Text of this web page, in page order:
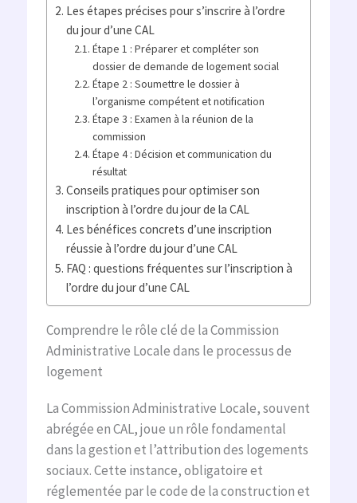
Les étapes précises pour s’inscrire à l’ordre
du jour d’une CAL
Étape 1 : Préparer et compléter son
dossier de demande de logement social
Étape 2 : Soumettre le dossier à
l’organisme compétent et notification
Étape 3 : Examen à la réunion de la
commission
Étape 4 : Décision et communication du
résultat
Conseils pratiques pour optimiser son
inscription à l’ordre du jour de la CAL
Les bénéfices concrets d’une inscription
réussie à l’ordre du jour d’une CAL
FAQ : questions fréquentes sur l’inscription à
l’ordre du jour d’une CAL
Comprendre le rôle clé de la Commission
Administrative Locale dans le processus de
logement
La Commission Administrative Locale, souvent
abrégée en CAL, joue un rôle fondamental
dans la gestion et l’attribution des logements
sociaux. Cette instance, obligatoire et
réglementée par le code de la construction et